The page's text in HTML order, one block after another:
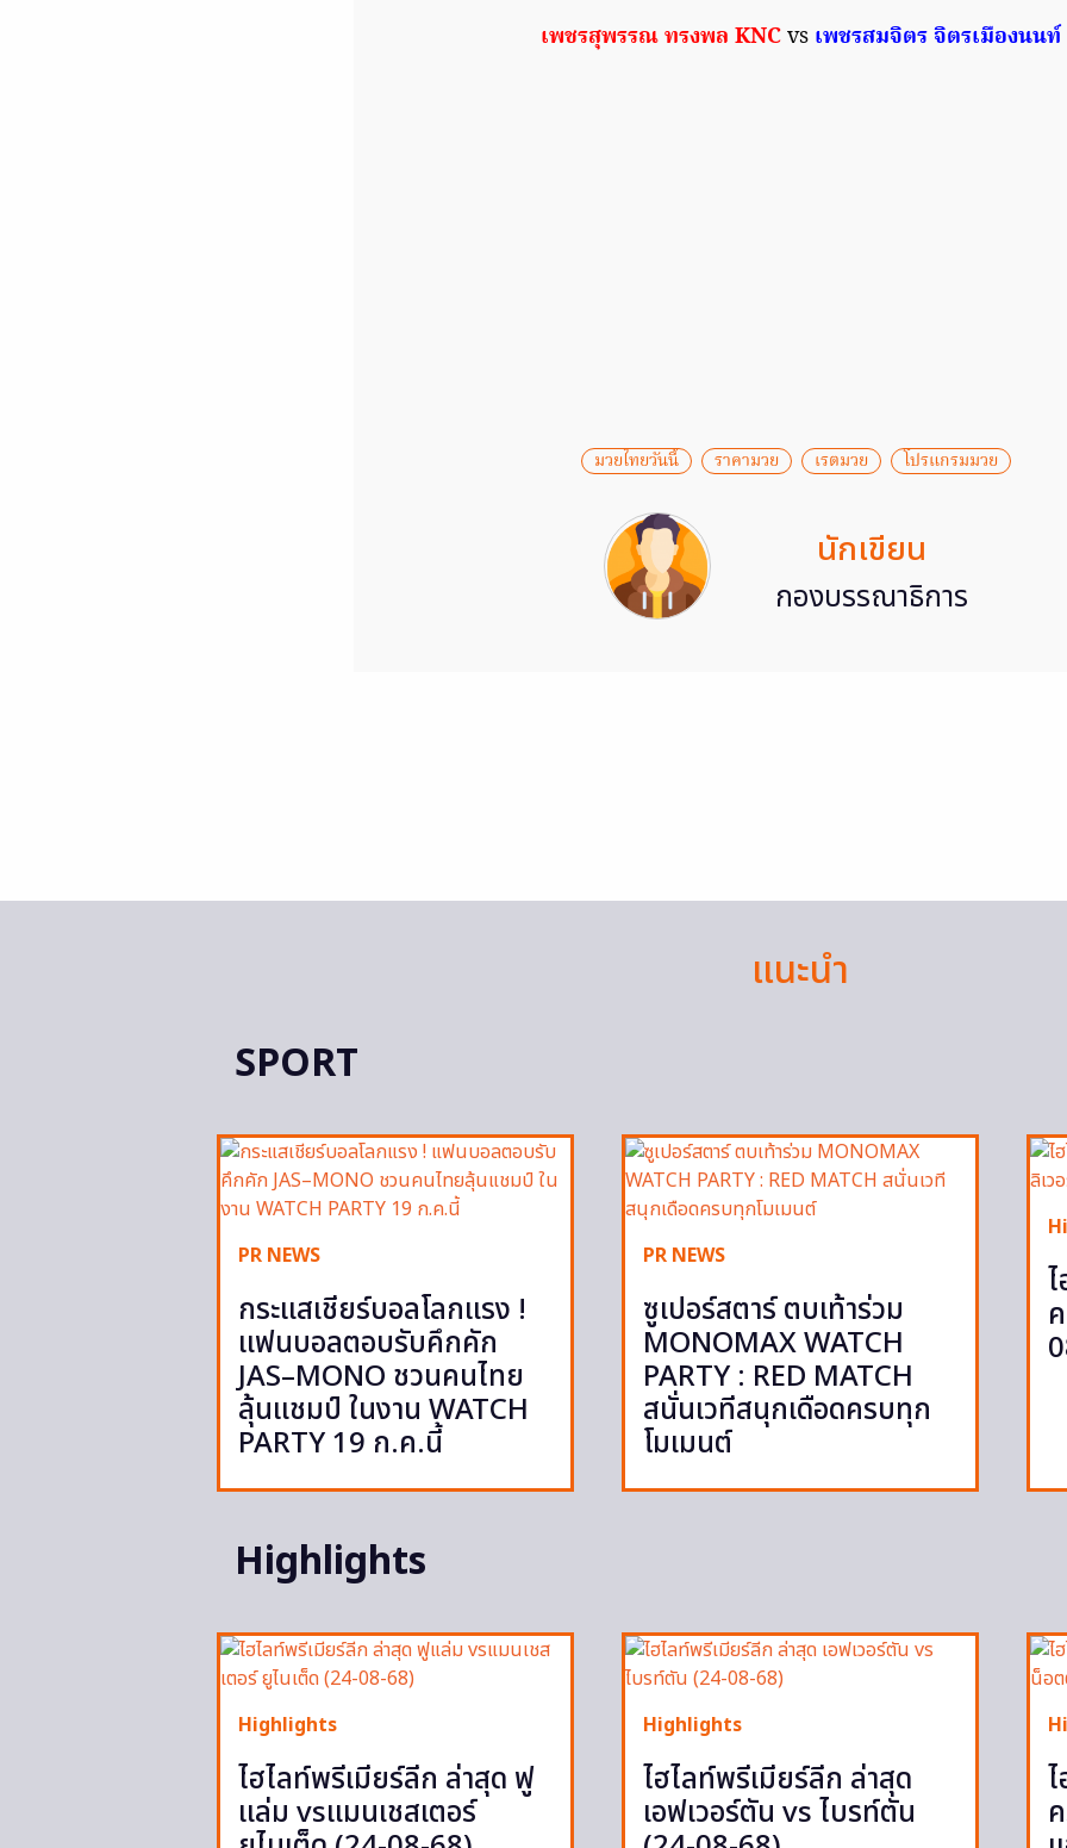
เพชรสุพรรณ ทรงพล KNCvs เพชรสมจิตร จิตรเมืองนนท์
มวยไทยวันนี้ ราคามวย เรตมวย โปรแกรมมวย
นักเขียน
กองบรรณาธิการ
แนะนำ
SPORT
PR NEWS
กระแสเชียร์บอลโลกแรง !
แฟนบอลตอบรับคึกคัก
JAS–MONO ชวนคนไทย
ลุ้นแชมป์ ในงาน WATCH
PARTY 19 ก.ค.นี้
PR NEWS
ซูเปอร์สตาร์ ตบเท้าร่วม
MONOMAX WATCH
PARTY : RED MATCH
สนั่นเวทีสนุกเดือดครบทุก
โมเมนต์
Highlights
Highlights
ไฮไลท์พรีเมียร์ลีก ล่าสุด ฟู
แล่ม vsแมนเชสเตอร์
Highlights
ไฮไลท์พรีเมียร์ลีก ล่าสุด
เอฟเวอร์ตัน vs ไบรท์ตัน